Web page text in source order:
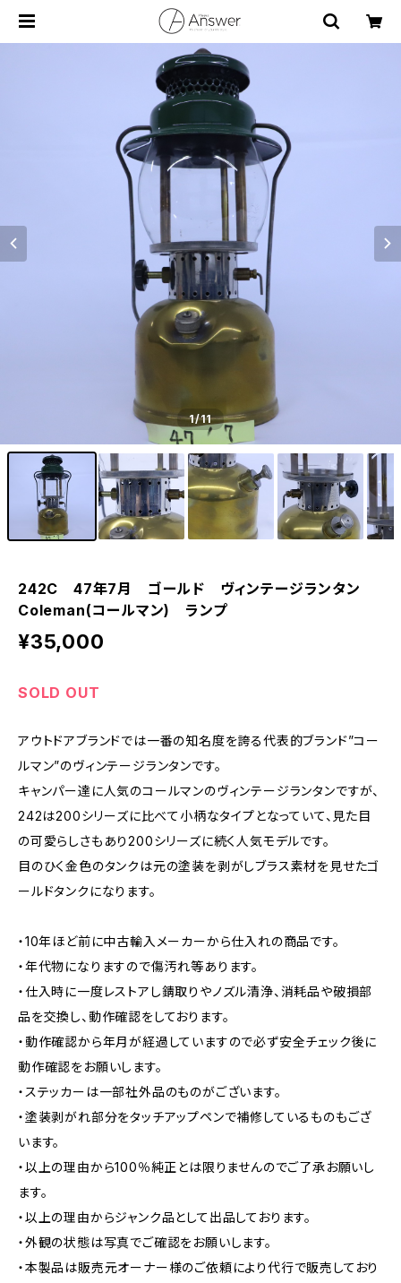
1/11
242C 47年7月 ゴールド ヴィンテージランタン
Coleman(コールマン) ランプ
¥35,000
SOLD OUT
アウトドアブランドでは一番の知名度を誇る代表的ブランド”コー
ルマン”のヴィンテージランタンです。
キャンパー達に人気のコールマンのヴィンテージランタンですが、
242は200シリーズに比べて小柄なタイプとなっていて、見た目
の可愛らしさもあり200シリーズに続く人気モデルです。
目のひく金色のタンクは元の塗装を剥がしブラス素材を見せたゴ
ールドタンクになります。
・10年ほど前に中古輸入メーカーから仕入れの商品です。
・年代物になりますので傷汚れ等あります。
・仕入時に一度レストアし錆取りやノズル清浄、消耗品や破損部
品を交換し、動作確認をしております。
・動作確認から年月が経過していますので必ず安全チェック後に
動作確認をお願いします。
・ステッカーは一部社外品のものがございます。
・塗装剥がれ部分をタッチアップペンで補修しているものもござ
います。
・以上の理由から100％純正とは限りませんのでご了承お願いし
ます。
・以上の理由からジャンク品として出品しております。
・外観の状態は写真でご確認をお願いします。
・本製品は販売元オーナー様のご依頼により代行で販売しており